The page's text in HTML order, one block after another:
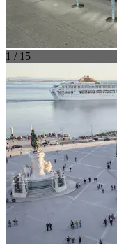
1 / 15